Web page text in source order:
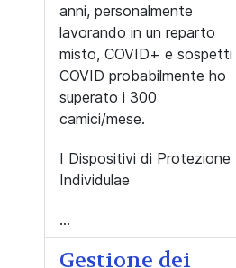
anni, personalmente
lavorando in un reparto
misto, COVID+ e sospetti
COVID probabilmente ho
superato i 300
camici/mese.
I Dispositivi di Protezione
Individulae
...
Gestione dei